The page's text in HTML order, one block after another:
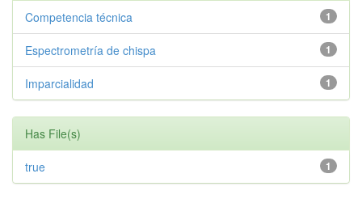
1
Competencia técnica
1
Espectrometría de chispa
1
Imparcialidad
Has File(s)
1
true